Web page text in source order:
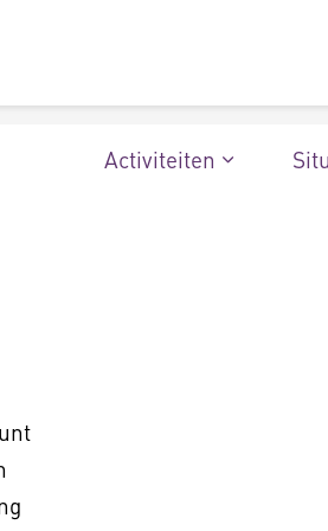
Activiteiten